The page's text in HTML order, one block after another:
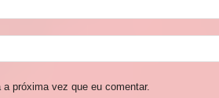
próxima vez que eu comentar.